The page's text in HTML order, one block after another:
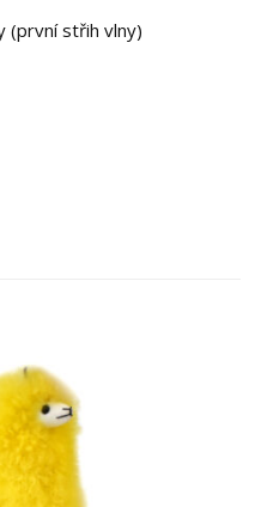
(první střih vlny)